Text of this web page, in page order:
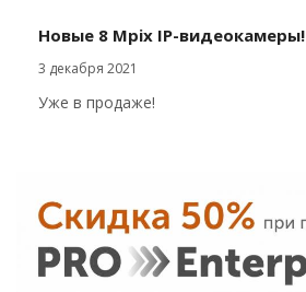
Новые 8 Mpix IP-видеокамеры!
3 декабря 2021
Уже в продаже!